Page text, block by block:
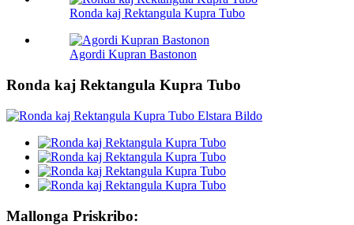
Ronda kaj Rektangula Kupra Tubo
Agordi Kupran Bastonon
Ronda kaj Rektangula Kupra Tubo
Mallonga Priskribo: